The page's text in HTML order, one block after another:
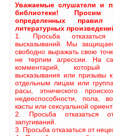
Уважаемые слушатели и
библиотеки! Просим
определенных правил
литературных
1. Просьба отказаться
высказываний. Мы
свободно выражать свою
не терпим агрессии. На
комментарий, который
высказывания или
отдельным лицам или
расы, этнического
недееспособности, пола,
касты или сексуальной
2. Просьба отказаться
запугиваний.
3. Просьба отказаться от